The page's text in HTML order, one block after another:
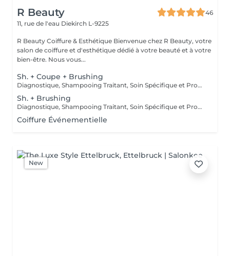
R Beauty
46
11, rue de l'eau Diekirch L-9225
R Beauty Coiffure & Esthétique Bienvenue chez R Beauty, votre
salon de coiffure et d'esthétique dédié à votre beauté et à votre
bien-être. Nous vous...
Sh. + Coupe + Brushing
Diagnostique, Shampooing Traitant, Soin Spécifique et Produits Coiffants inclus
Sh. + Brushing
Diagnostique, Shampooing Traitant, Soin Spécifique et Produits Coiffants inclus
Coiffure Événementielle
New